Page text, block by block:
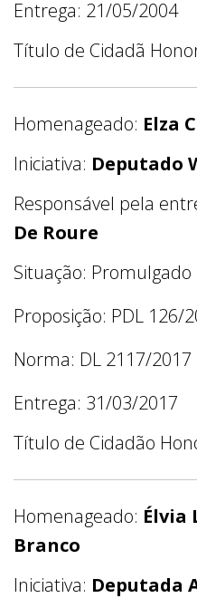
Entrega: 21/05/2004
Título de Cidadã
Homenageado: Elza
Iniciativa: Deputado
Responsável pela
De Roure
Situação: Promulgado
Proposição: PDL 126/
Norma: DL 2117/2017
Entrega: 31/03/2017
Título de Cidadão
Homenageado: Élvia
Branco
Iniciativa: Deputada